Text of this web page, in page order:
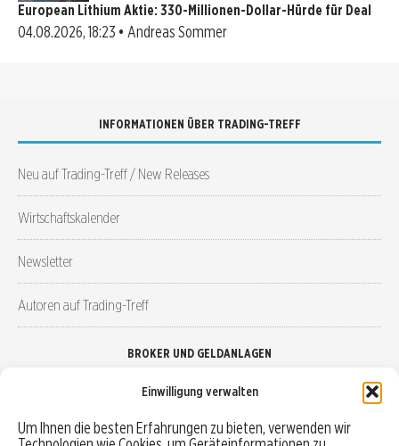
Einwilligung verwalten
Um Ihnen die besten Erfahrungen zu bieten, verwenden wir
European Lithium Aktie: 330-Millionen-Dollar-Hürde für Deal
04.08.2026, 18:23 • Andreas Sommer
INFORMATIONEN ÜBER TRADING-TREFF
Neu auf Trading-Treff / New Releases
Wirtschaftskalender
Newsletter
Autoren auf Trading-Treff
BROKER UND GELDANLAGEN